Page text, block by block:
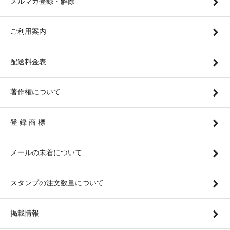
ご利用案内
配送料金表
著作権について
登 録 商 標
メールの未着について
スタンプの注文数量について
掲載情報